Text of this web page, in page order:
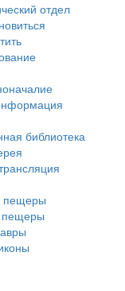
отдел
библиотека
пещеры
пещеры